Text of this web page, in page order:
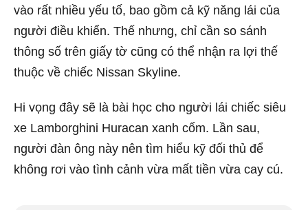
vào rất nhiều yếu tố, bao gồm cả kỹ năng lái của
người điều khiển. Thế nhưng, chỉ cần so sánh
thông số trên giấy tờ cũng có thể nhận ra lợi thế
thuộc về chiếc Nissan Skyline.
Hi vọng đây sẽ là bài học cho người lái chiếc siêu
xe Lamborghini Huracan xanh cốm. Lần sau,
người đàn ông này nên tìm hiểu kỹ đối thủ để
không rơi vào tình cảnh vừa mất tiền vừa cay cú.